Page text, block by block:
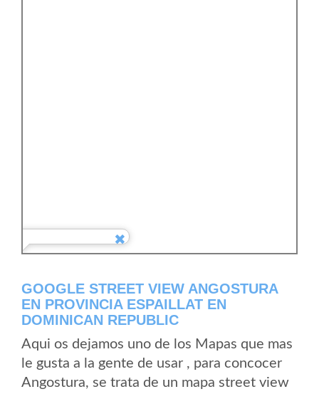
GOOGLE STREET VIEW ANGOSTURA
EN PROVINCIA ESPAILLAT EN
DOMINICAN REPUBLIC
Aqui os dejamos uno de los Mapas que mas
le gusta a la gente de usar , para concocer
Angostura, se trata de un mapa street view